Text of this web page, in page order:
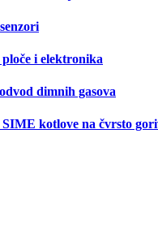
i elektronika
dimnih gasova
kotlove na čvrsto